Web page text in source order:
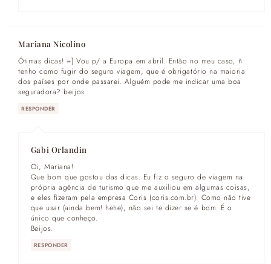
Mariana Nicolino
Ótimas dicas! =] Vou p/ a Europa em abril. Então no meu caso, ñ
tenho como fugir do seguro viagem, que é obrigatório na maioria
dos países por onde passarei. Alguém pode me indicar uma boa
seguradora? beijos
RESPONDER
Gabi Orlandin
Oi, Mariana!
Que bom que gostou das dicas. Eu fiz o seguro de viagem na
própria agência de turismo que me auxiliou em algumas coisas,
e eles fizeram pela empresa Coris (coris.com.br). Como não tive
que usar (ainda bem! hehe), não sei te dizer se é bom. É o
único que conheço.
Beijos.
RESPONDER